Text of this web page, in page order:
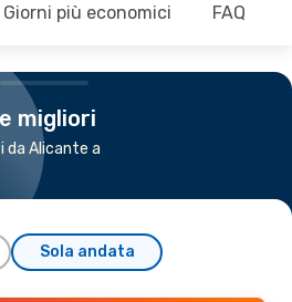
Giorni più economici FAQ
migliori
da Alicante a
Sola andata